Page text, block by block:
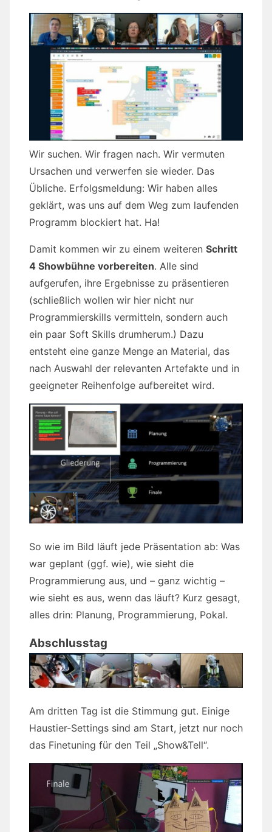
Wir suchen. Wir fragen nach. Wir vermuten
Ursachen und verwerfen sie wieder. Das
Übliche. Erfolgsmeldung: Wir haben alles
geklärt, was uns auf dem Weg zum laufenden
Programm blockiert hat. Ha!
Damit kommen wir zu einem weiteren Schritt
4 Showbühne vorbereiten. Alle sind
aufgerufen, ihre Ergebnisse zu präsentieren
(schließlich wollen wir hier nicht nur
Programmierskills vermitteln, sondern auch
ein paar Soft Skills drumherum.) Dazu
entsteht eine ganze Menge an Material, das
nach Auswahl der relevanten Artefakte und in
geeigneter Reihenfolge aufbereitet wird.
So wie im Bild läuft jede Präsentation ab: Was
war geplant (ggf. wie), wie sieht die
Programmierung aus, und – ganz wichtig –
wie sieht es aus, wenn das läuft? Kurz gesagt,
alles drin: Planung, Programmierung, Pokal.
Abschlusstag
Am dritten Tag ist die Stimmung gut. Einige
Haustier-Settings sind am Start, jetzt nur noch
das Finetuning für den Teil „Show&Tell“.